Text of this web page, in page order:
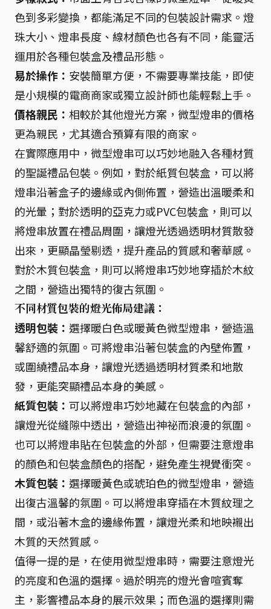
色到多彩變換，都能滿足不同的包裝設計需求。燈
珠大小、燈串長度、線材顏色也各有不同，能靈活
運用於各種包裝盒及禮品形態。
易於操作： 安裝簡單方便，不需要專業技能，即使
是小規模的電商商家或獨立設計師也能輕鬆上手。
價格親民： 相較於其他燈光方案，微型燈串的價格
更為親民，尤其適合預算有限的商家。
在實際應用中，微型燈串可以巧妙地融入各種材質
的聖誕禮品包裝。例如，對於紙質包裝盒，可以將
燈串沿著盒子的邊緣或內側佈置，營造出溫暖柔和
的光暈；對於透明的亞克力或PVC包裝盒，則可以
將燈串放置在禮品周圍，讓燈光透過透明材質散發
出來，更顯晶瑩剔透，提升產品的質感和奢華感。
對於木質包裝盒，則可以將燈串巧妙地穿插於木紋
之間，營造出獨特的復古氛圍。
不同材質包裝的燈光佈局建議：
透明包裝： 選擇暖白色或暖黃色微型燈串，營造溫
馨舒適的氛圍。可將燈串沿著包裝盒的內壁佈置，
或圍繞禮品本身，讓燈光透過透明材質柔和地散
發，更能突顯禮品本身的美感。
紙質包裝： 可以將燈串巧妙地藏在包裝盒的內部，
讓燈光從縫隙中透出，營造出神祕而浪漫的氛圍。
也可以將燈串貼在包裝盒的外部，但需要注意燈串
的顏色和包裝盒顏色的搭配，避免產生視覺衝突。
木質包裝： 選擇暖黃色或琥珀色的微型燈串，營造
出復古溫馨的氛圍。可以將燈串穿插在木質紋理之
間，或沿著木盒的邊緣佈置，讓燈光柔和地映襯出
木質的天然質感。
值得一提的是，在使用微型燈串時，需要注意燈光
的亮度和色溫的選擇。過於明亮的燈光會喧賓奪
主，影響禮品本身的展示效果；而色溫的選擇則需